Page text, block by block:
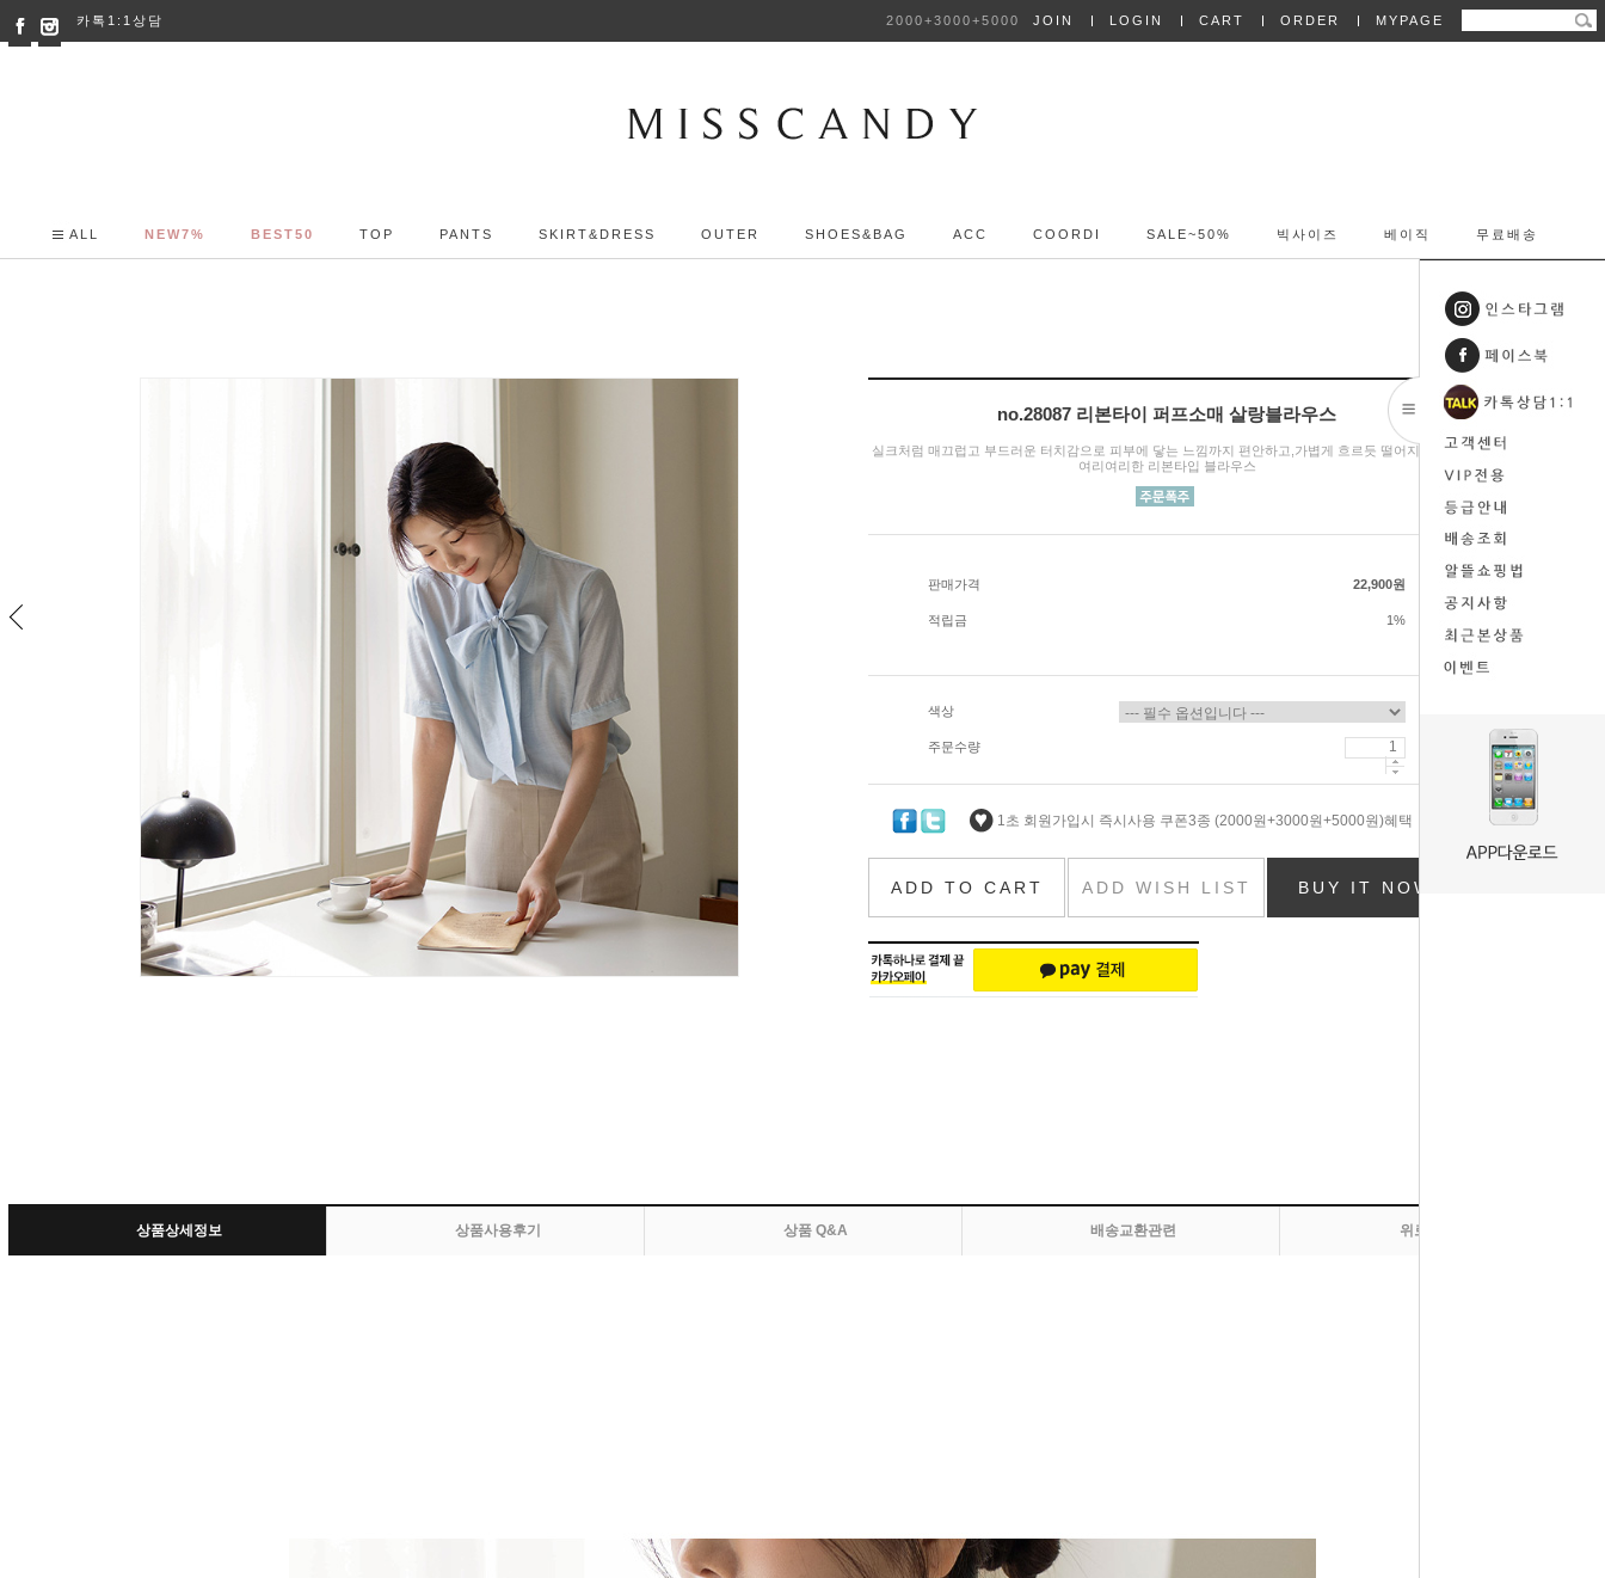
카톡1:1상담 2000+3000+5000 JOIN LOGIN CART ORDER MYPAGE
ALL NEW7% BEST50 TOP PANTS SKIRT&DRESS OUTER SHOES&BAG ACC COORDI SALE~50% 빅사이즈 베이직 무료배송
no.28087 리본타이 퍼프소매 살랑블라우스
실크처럼 매끄럽고 부드러운 터치감으로 피부에 닿는 느낌까지 편안하고,가볍게 흐르듯 떨어지는 핏이
여리여리한 리본타입 블라우스
판매가격 22,900원
적립금 1%
색상
주문수량
1초 회원가입시 즉시사용 쿠폰3종 (2000원+3000원+5000원)혜택
ADD TO CART ADD WISH LIST BUY IT NOW
상품상세정보 상품사용후기 상품 Q&A 배송교환관련 위로 올라가기